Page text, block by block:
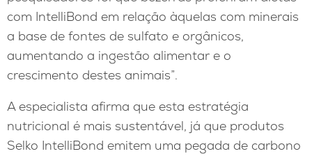
com IntelliBond em relação àquelas com minerais
a base de fontes de sulfato e orgânicos,
aumentando a ingestão alimentar e o
crescimento destes animais”.
A especialista afirma que esta estratégia
nutricional é mais sustentável, já que produtos
Selko IntelliBond emitem uma pegada de carbono